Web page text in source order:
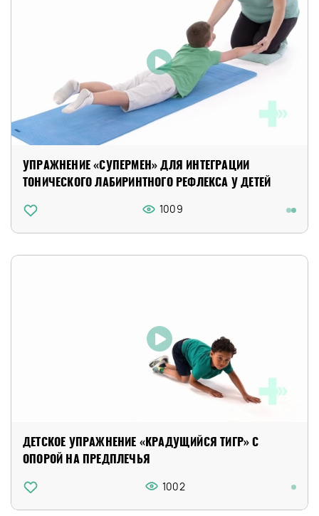
УПРАЖНЕНИЕ «СУПЕРМЕН» ДЛЯ ИНТЕГРАЦИИ
ТОНИЧЕСКОГО ЛАБИРИНТНОГО РЕФЛЕКСА У ДЕТЕЙ
1009
ДЕТСКОЕ УПРАЖНЕНИЕ «КРАДУЩИЙСЯ ТИГР» С
ОПОРОЙ НА ПРЕДПЛЕЧЬЯ
1002